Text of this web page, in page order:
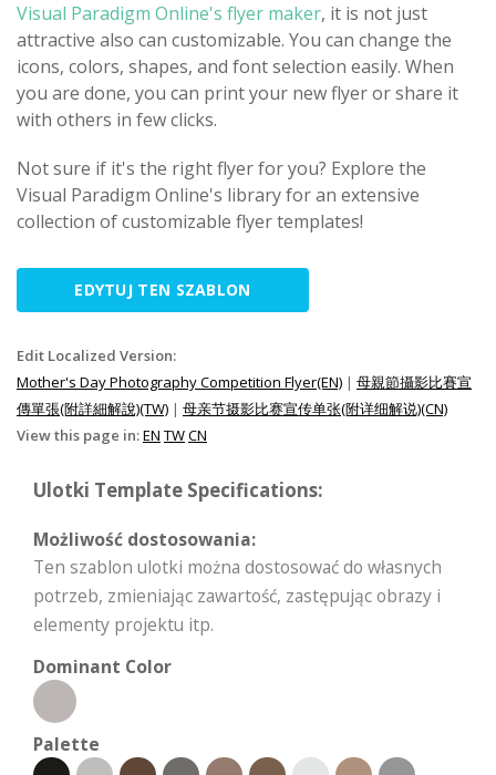
Visual Paradigm Online's flyer maker, it is not just
attractive also can customizable. You can change the
icons, colors, shapes, and font selection easily. When
you are done, you can print your new flyer or share it
with others in few clicks.
Not sure if it's the right flyer for you? Explore the
Visual Paradigm Online's library for an extensive
collection of customizable flyer templates!
EDYTUJ TEN SZABLON
Edit Localized Version:
Mother's Day Photography Competition Flyer(EN) | 母親節攝影比賽宣
傳單張(附詳細解說)(TW) | 母亲节摄影比赛宣传单张(附详细解说)(CN)
View this page in:EN TWCN
Ulotki Template Specifications:
Możliwość dostosowania:
Ten szablon ulotki można dostosować do własnych
potrzeb, zmieniając zawartość, zastępując obrazy i
elementy projektu itp.
Dominant Color
Palette